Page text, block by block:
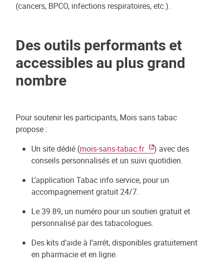
(cancers, BPCO, infections respiratoires, etc.).
Des outils performants et
accessibles au plus grand
nombre
Pour soutenir les participants, Mois sans tabac
propose :
Un site dédié (mois-sans-tabac.fr
) avec des
conseils personnalisés et un suivi quotidien.
L’application Tabac info service, pour un
accompagnement gratuit 24/7.
Le 39 89, un numéro pour un soutien gratuit et
personnalisé par des tabacologues.
Des kits d’aide à l’arrêt, disponibles gratuitement
en pharmacie et en ligne.